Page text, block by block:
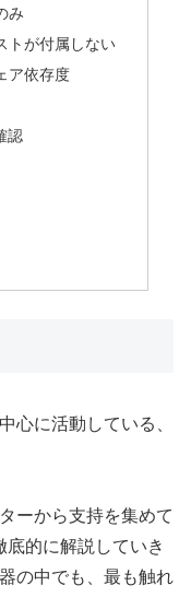
み
トが付属しない
ア依存度
認
心に活動している、
ーから支持を集めて
的に解説していき
の中でも、最も触れ